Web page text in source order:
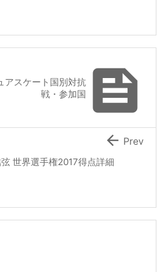

アスケート国別対抗
戦・参加国
世界選手権2017得点詳細
 Prev